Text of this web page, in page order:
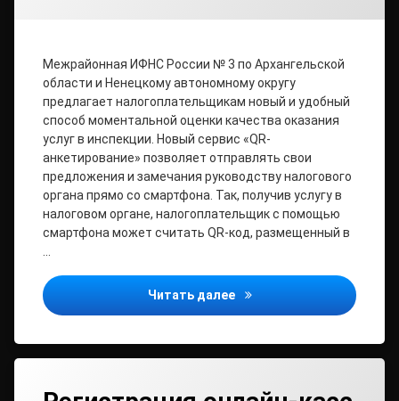
Межрайонная ИФНС России № 3 по Архангельской
области и Ненецкому автономному округу
предлагает налогоплательщикам новый и удобный
способ моментальной оценки качества оказания
услуг в инспекции. Новый сервис «QR-
анкетирование» позволяет отправлять свои
предложения и замечания руководству налогового
органа прямо со смартфона. Так, получив услугу в
налоговом органе, налогоплательщик с помощью
смартфона может считать QR-код, размещенный в
Читать далее Оценить качество